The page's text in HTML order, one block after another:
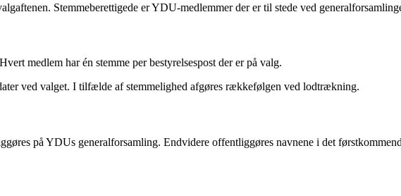
Stemmeberettigede er YDU-medlemmer der er til stede ved
medlem har én stemme per bestyrelsespost der er på valg.
ved valget. I tilfælde af stemmelighed afgøres rækkefølgen ved lodtrækning.
på YDUs generalforsamling. Endvidere offentliggøres navnene i det